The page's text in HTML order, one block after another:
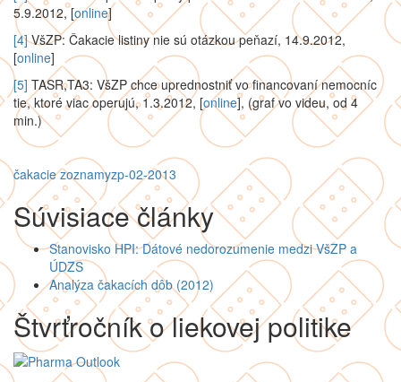
5.9.2012, [online]
[4]VšZP: Čakacie listiny nie sú otázkou peňazí, 14.9.2012,
[online]
[5] TASR,TA3: VšZP chce uprednostniť vo financovaní nemocníc
tie, ktoré viac operujú, 1.3.2012, [online], (graf vo videu, od 4
min.)
čakacie zoznamyzp-02-2013
Súvisiace články
Stanovisko HPI: Dátové nedorozumenie medzi VšZP a
ÚDZS
Analýza čakacích dôb (2012)
Štvrťročník o liekovej politike